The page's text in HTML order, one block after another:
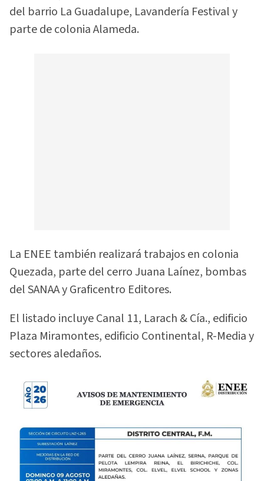
del barrio La Guadalupe, Lavandería Festival y
parte de colonia Alameda.
La ENEE también realizará trabajos en colonia
Quezada, parte del cerro Juana Laínez, bombas
del SANAA y Graficentro Editores.
El listado incluye Canal 11, Larach & Cía., edificio
Plaza Miramontes, edificio Continental, R-Media y
sectores aledaños.